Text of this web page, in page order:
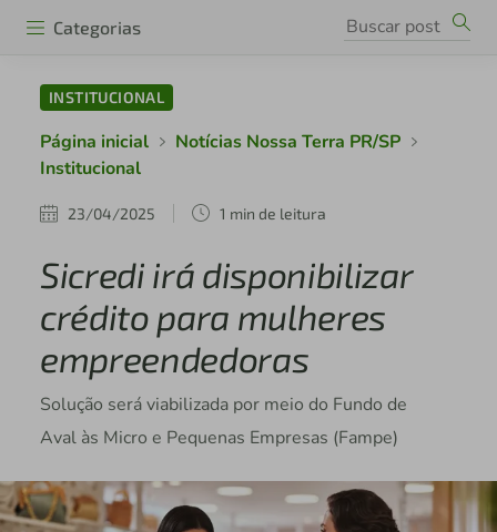
Categorias
INSTITUCIONAL
Página inicial
Notícias Nossa Terra PR/SP
Institucional
23/04/2025 1 min de leitura
Sicredi irá disponibilizar
crédito para mulheres
empreendedoras
Solução será viabilizada por meio do Fundo de
Aval às Micro e Pequenas Empresas (Fampe)